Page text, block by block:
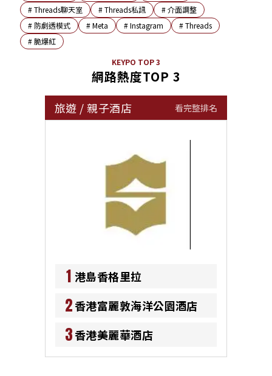
#Threads聊天室 #Threads私訊 #介面調整
# 防劇透模式 #Meta #Instagram #Threads
#脆爆紅
KEYPO TOP 3
網路熱度TOP 3
旅遊 /親子酒店 看完整排名
1 港島香格里拉
2香港富麗敦海洋公園酒店
3香港美麗華酒店